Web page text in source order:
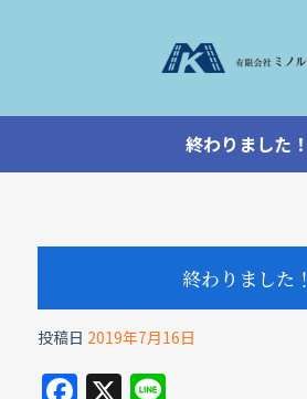
終わりました！
終わりました！
投稿日 2019年7月16日